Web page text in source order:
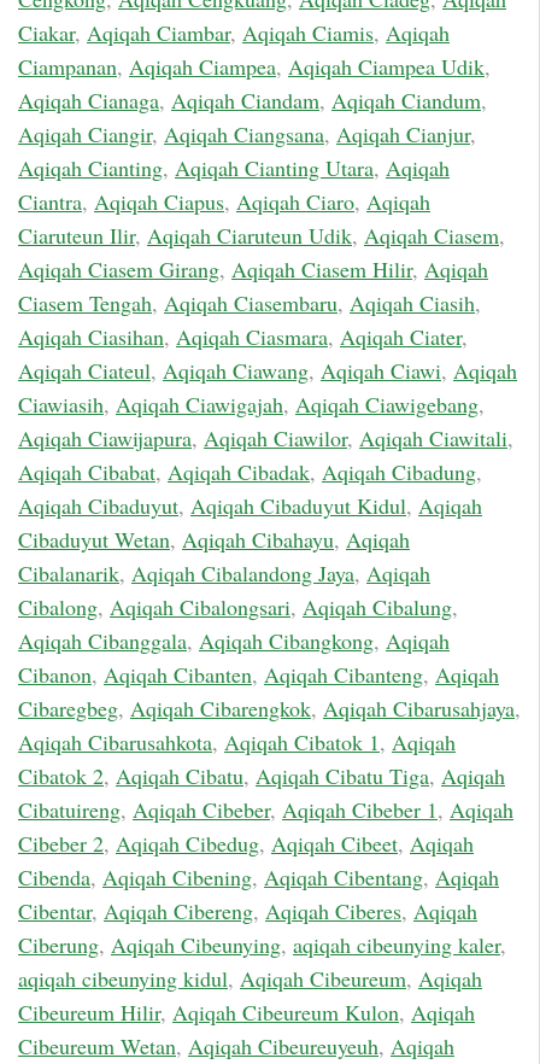
Ciakar, Aqiqah Ciambar, Aqiqah Ciamis, Aqiqah
Ciampanan, Aqiqah Ciampea, Aqiqah Ciampea Udik,
Aqiqah Cianaga, Aqiqah Ciandam, Aqiqah Ciandum,
Aqiqah Ciangir, Aqiqah Ciangsana, Aqiqah Cianjur,
Aqiqah Cianting, Aqiqah Cianting Utara, Aqiqah
Ciantra, Aqiqah Ciapus, Aqiqah Ciaro, Aqiqah
Ciaruteun Ilir, Aqiqah Ciaruteun Udik, Aqiqah Ciasem,
Aqiqah Ciasem Girang, Aqiqah Ciasem Hilir, Aqiqah
Ciasem Tengah, Aqiqah Ciasembaru, Aqiqah Ciasih,
Aqiqah Ciasihan, Aqiqah Ciasmara, Aqiqah Ciater,
Aqiqah Ciateul, Aqiqah Ciawang, Aqiqah Ciawi, Aqiqah
Ciawiasih, Aqiqah Ciawigajah, Aqiqah Ciawigebang,
Aqiqah Ciawijapura, Aqiqah Ciawilor, Aqiqah Ciawitali,
Aqiqah Cibabat, Aqiqah Cibadak, Aqiqah Cibadung,
Aqiqah Cibaduyut, Aqiqah Cibaduyut Kidul, Aqiqah
Cibaduyut Wetan, Aqiqah Cibahayu, Aqiqah
Cibalanarik, Aqiqah Cibalandong Jaya, Aqiqah
Cibalong, Aqiqah Cibalongsari, Aqiqah Cibalung,
Aqiqah Cibanggala, Aqiqah Cibangkong, Aqiqah
Cibanon, Aqiqah Cibanten, Aqiqah Cibanteng, Aqiqah
Cibaregbeg, Aqiqah Cibarengkok, Aqiqah Cibarusahjaya,
Aqiqah Cibarusahkota, Aqiqah Cibatok 1, Aqiqah
Cibatok 2, Aqiqah Cibatu, Aqiqah Cibatu Tiga, Aqiqah
Cibatuireng, Aqiqah Cibeber, Aqiqah Cibeber 1, Aqiqah
Cibeber 2, Aqiqah Cibedug, Aqiqah Cibeet, Aqiqah
Cibenda, Aqiqah Cibening, Aqiqah Cibentang, Aqiqah
Cibentar, Aqiqah Cibereng, Aqiqah Ciberes, Aqiqah
Ciberung, Aqiqah Cibeunying, aqiqah cibeunying kaler,
aqiqah cibeunying kidul, Aqiqah Cibeureum, Aqiqah
Cibeureum Hilir, Aqiqah Cibeureum Kulon, Aqiqah
Cibeureum Wetan, Aqiqah Cibeureuyeuh, Aqiqah